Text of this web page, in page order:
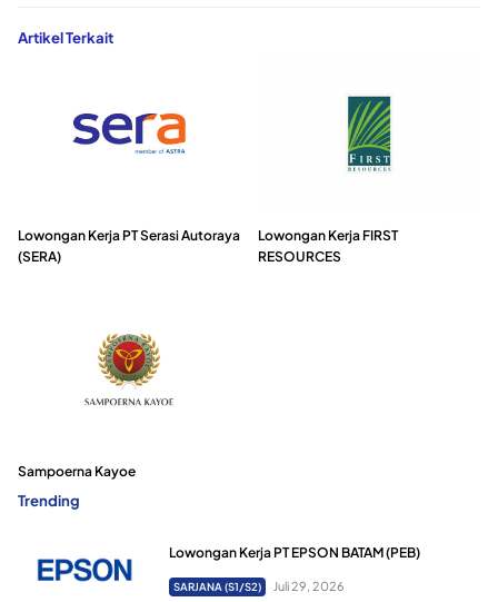
Artikel Terkait
Lowongan Kerja PT Serasi Autoraya
(SERA)
Lowongan Kerja FIRST
RESOURCES
Sampoerna Kayoe
Trending
Lowongan Kerja PT EPSON BATAM (PEB)
SARJANA (S1/S2) Juli 29, 2026